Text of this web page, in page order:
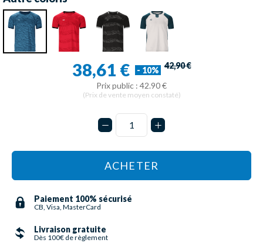
38,61 € - 10% 42,90 €
Prix public : 42.90 €
(Prix de vente moyen constaté)
ACHETER
Paiement 100% sécurisé
CB, Visa, MasterCard
Livraison gratuite
Dès 100€ de règlement